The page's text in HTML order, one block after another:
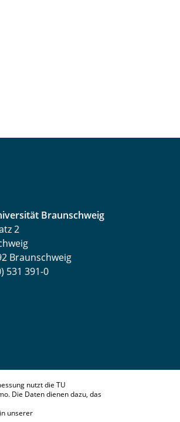
Braunschweig
2
Braunschweig
531 391-0
nutzt die TU
Die Daten dienen dazu, das
unserer